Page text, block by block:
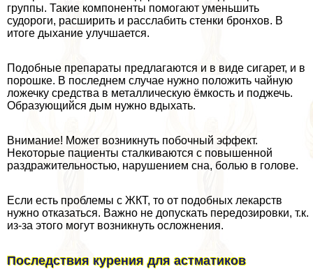
группы. Такие компоненты помогают уменьшить
судороги, расширить и расслабить стенки бронхов. В
итоге дыхание улучшается.
Подобные препараты предлагаются и в виде сигарет, и в
порошке. В последнем случае нужно положить чайную
ложечку средства в металлическую ёмкость и поджечь.
Образующийся дым нужно вдыхать.
Внимание! Может возникнуть побочный эффект.
Некоторые пациенты сталкиваются с повышенной
раздражительностью, нарушением сна, болью в голове.
Если есть проблемы с ЖКТ, то от подобных лекарств
нужно отказаться. Важно не допускать передозировки, т.к.
из-за этого могут возникнуть осложнения.
Последствия курения для астматиков